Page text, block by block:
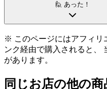
🙋 あった！
※ このページにはアフィリ
ンク経由で購入されると、
があります。
同じお店の他の商